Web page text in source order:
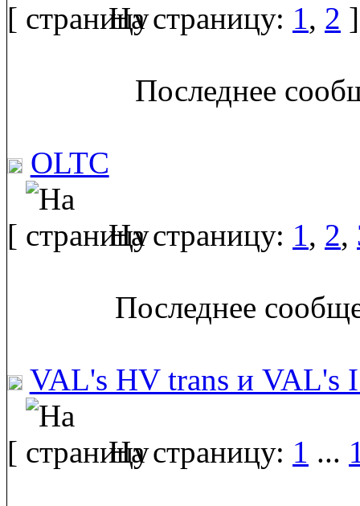
[ На страницу: 1, 2 ]
Последнее
OLTC
[ На страницу: 1, 2,
Последнее
VAL's HV trans и VAL's
[ На страницу: 1 ...